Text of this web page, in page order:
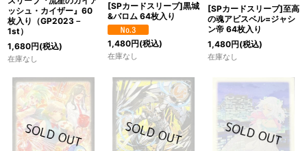
ッシュ・カイザー』60
枚入り（GP2023－
1st）
1,680円(税込)
在庫なし
[SPカードスリーブ]黒城
&バロム 64枚入り
1,480円(税込)
在庫なし
[SPカードスリーブ]至高
の魂アビスベル=ジャシ
ン帝 64枚入り
1,480円(税込)
在庫なし